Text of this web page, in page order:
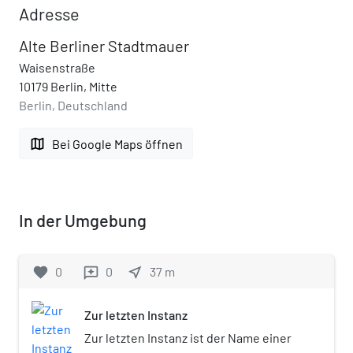
Adresse
Alte Berliner Stadtmauer
Waisenstraße
10179 Berlin, Mitte
Berlin, Deutschland
map Bei Google Maps öffnen
In der Umgebung
favorite 0 reviews 0 near_me 37 m
Zur letzten Instanz
Zur letzten Instanz ist der Name einer